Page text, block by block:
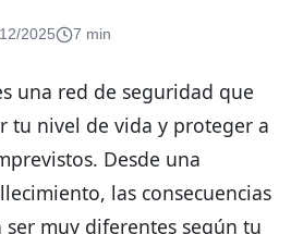
2025 7 min
una red de seguridad que
tu nivel de vida y proteger a
Desde una
las consecuencias
ser muy diferentes según tu